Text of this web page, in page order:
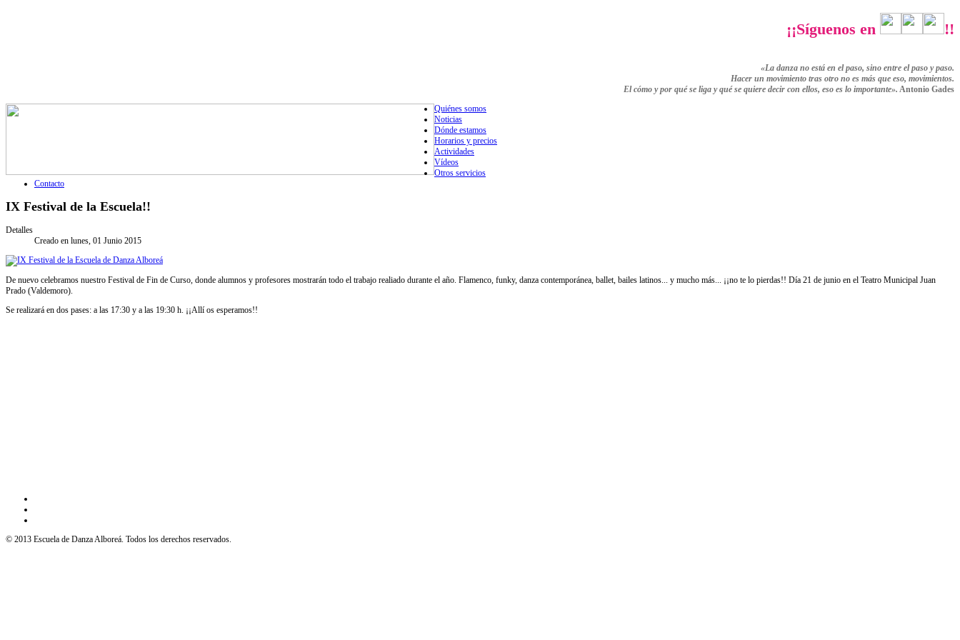
¡¡Síguenos en !!
«La danza no está en el paso, sino entre el paso y paso.
Hacer un movimiento tras otro no es más que eso, movimientos.
El cómo y por qué se liga y qué se quiere decir con ellos, eso es lo importante». Antonio Gades
Quiénes somos
Noticias
Dónde estamos
Horarios y precios
Actividades
Vídeos
Otros servicios
Contacto
IX Festival de la Escuela!!
Detalles
Creado en lunes, 01 Junio 2015
De nuevo celebramos nuestro Festival de Fin de Curso, donde alumnos y profesores mostrarán todo el trabajo realiado durante el año. Flamenco, funky, danza contemporánea, ballet, bailes latinos... y mucho más... ¡¡no te lo pierdas!! Día 21 de junio en el Teatro Municipal Juan
Prado (Valdemoro).
Se realizará en dos pases: a las 17:30 y a las 19:30 h. ¡¡Allí os esperamos!!
© 2013 Escuela de Danza Alboreá. Todos los derechos reservados.